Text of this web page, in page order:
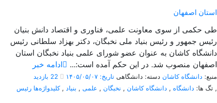
استان اصفهان
طی حکمی از سوی معاونت علمی، فناوری و اقتصاد دانش بنیان
رئیس جمهور و رئیس بنیاد ملی نخبگان، دکتر بهزاد سلطانی رئیس
دانشگاه کاشان به عنوان عضو شورای علمی بنیاد نخبگان استان
اصفهان منصوب شد. در این حکم آمده است:...
ادامه خبر
منبع: دانشگاه کاشان دسته: دانشگاهی تاریخ: ۱۴۰۵/۰۵/۰۷
تگ ها: دانشگاه , دانشگاه کاشان , نخبگان , علمی , بنیاد ,کلیدواژه‌ها رئیس ,